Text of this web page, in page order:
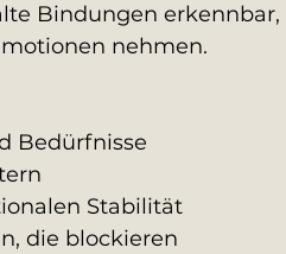
Bindungen erkennbar,
nehmen.
Bedürfnisse
Stabilität
die blockieren